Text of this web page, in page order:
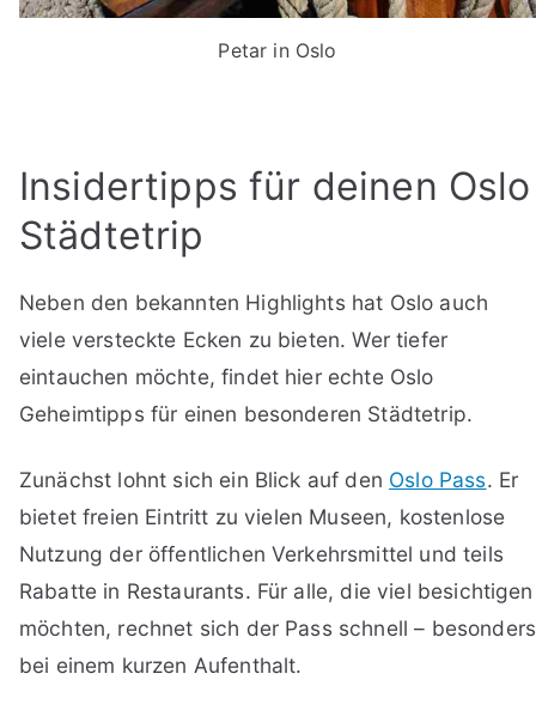
Petar in Oslo
Insidertipps für deinen Oslo
Städtetrip
Neben den bekannten Highlights hat Oslo auch
viele versteckte Ecken zu bieten. Wer tiefer
eintauchen möchte, findet hier echte Oslo
Geheimtipps für einen besonderen Städtetrip.
Zunächst lohnt sich ein Blick auf den Oslo Pass. Er
bietet freien Eintritt zu vielen Museen, kostenlose
Nutzung der öffentlichen Verkehrsmittel und teils
Rabatte in Restaurants. Für alle, die viel besichtigen
möchten, rechnet sich der Pass schnell – besonders
bei einem kurzen Aufenthalt.